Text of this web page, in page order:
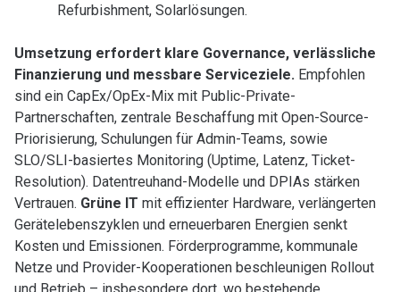
Refurbishment, Solarlösungen.
Umsetzung erfordert klare Governance, verlässliche
Finanzierung und messbare Serviceziele. Empfohlen
sind ein CapEx/OpEx-Mix mit Public-Private-
Partnerschaften, zentrale Beschaffung mit Open-Source-
Priorisierung, Schulungen für Admin-Teams, sowie
SLO/SLI-basiertes Monitoring (Uptime, Latenz, Ticket-
Resolution). Datentreuhand-Modelle und DPIAs stärken
Vertrauen. Grüne IT mit effizienter Hardware, verlängerten
Gerätelebenszyklen und erneuerbaren Energien senkt
Kosten und Emissionen. Förderprogramme, kommunale
Netze und Provider-Kooperationen beschleunigen Rollout
und Betrieb – insbesondere dort, wo bestehende